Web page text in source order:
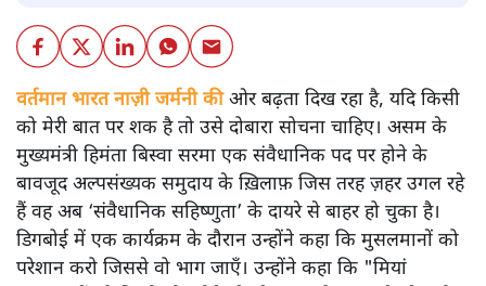
वर्तमान भारत नाज़ी जर्मनी कीओर बढ़ता दिख रहा है, यदि किसी
को मेरी बात पर शक है तो उसे दोबारा सोचना चाहिए। असम के
मुख्यमंत्री हिमंता बिस्वा सरमा एक संवैधानिक पद पर होने के
बावजूद अल्पसंख्यक समुदाय के ख़िलाफ़ जिस तरह ज़हर उगल रहे
हैं वह अब ‘संवैधानिक सहिष्णुता’ के दायरे से बाहर हो चुका है।
डिगबोई में एक कार्यक्रम के दौरान उन्होंने कहा कि मुसलमानों को
परेशान करो जिससे वो भाग जाएँ। उन्होंने कहा कि "मियां